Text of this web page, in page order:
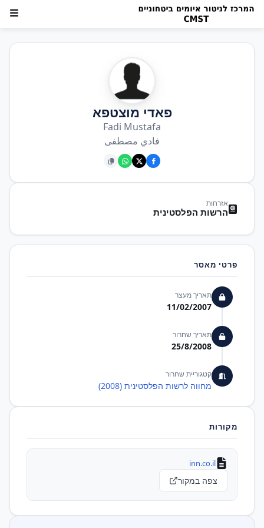
פאדי מוצטפא
Fadi Mustafa
فادي مصطفى
אזרחות
הרשות הפלסטינית
פרטי מאסר
תאריך מעצר
11/02/2007
תאריך שחרור
25/8/2008
קטגוריית שחרור
מחווה לרשות הפלסטינית (2008)
מקורות
inn.co.il
צפה במקור